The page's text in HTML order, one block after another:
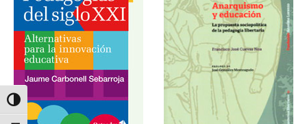
Alternar alto contraste